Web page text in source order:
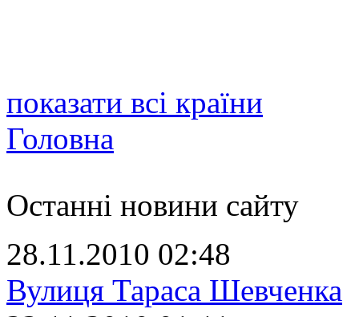
показати всі країни
Головна
Останні новини сайту
28.11.2010 02:48
Вулиця Тараса Шевченка